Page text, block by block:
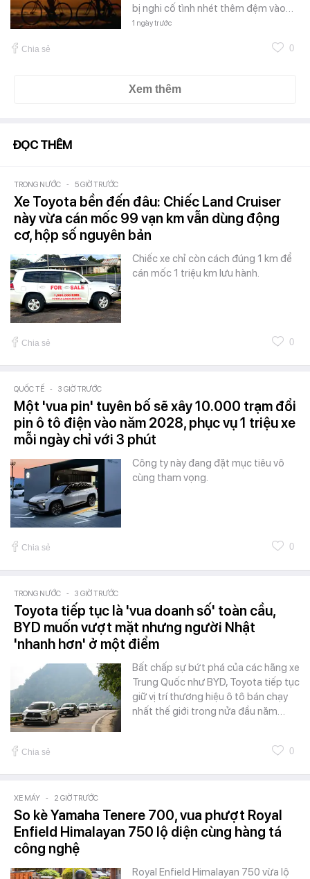
bị nghi cố tình nhét thêm đệm vào…
1 ngày trước
Chia sẻ 0
Xem thêm
ĐỌC THÊM
TRONG NƯỚC - 5 GIỜ TRƯỚC
Xe Toyota bền đến đâu: Chiếc Land Cruiser
này vừa cán mốc 99 vạn km vẫn dùng động
cơ, hộp số nguyên bản
Chiếc xe chỉ còn cách đúng 1 km để
cán mốc 1 triệu km lưu hành.
Chia sẻ 0
QUỐC TẾ - 3 GIỜ TRƯỚC
Một 'vua pin' tuyên bố sẽ xây 10.000 trạm đổi
pin ô tô điện vào năm 2028, phục vụ 1 triệu xe
mỗi ngày chỉ với 3 phút
Công ty này đang đặt mục tiêu vô
cùng tham vọng.
Chia sẻ 0
TRONG NƯỚC - 3 GIỜ TRƯỚC
Toyota tiếp tục là 'vua doanh số' toàn cầu,
BYD muốn vượt mặt nhưng người Nhật
'nhanh hơn' ở một điểm
Bất chấp sự bứt phá của các hãng xe
Trung Quốc như BYD, Toyota tiếp tục
giữ vị trí thương hiệu ô tô bán chạy
nhất thế giới trong nửa đầu năm…
Chia sẻ 0
XE MÁY - 2 GIỜ TRƯỚC
So kè Yamaha Tenere 700, vua phượt Royal
Enfield Himalayan 750 lộ diện cùng hàng tá
công nghệ
Royal Enfield Himalayan 750 vừa lộ